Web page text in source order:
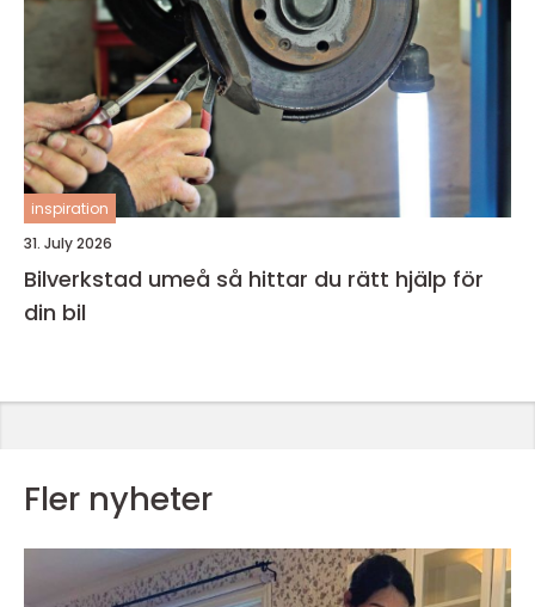
inspiration
31. July 2026
Bilverkstad umeå så hittar du rätt hjälp för
din bil
Fler nyheter